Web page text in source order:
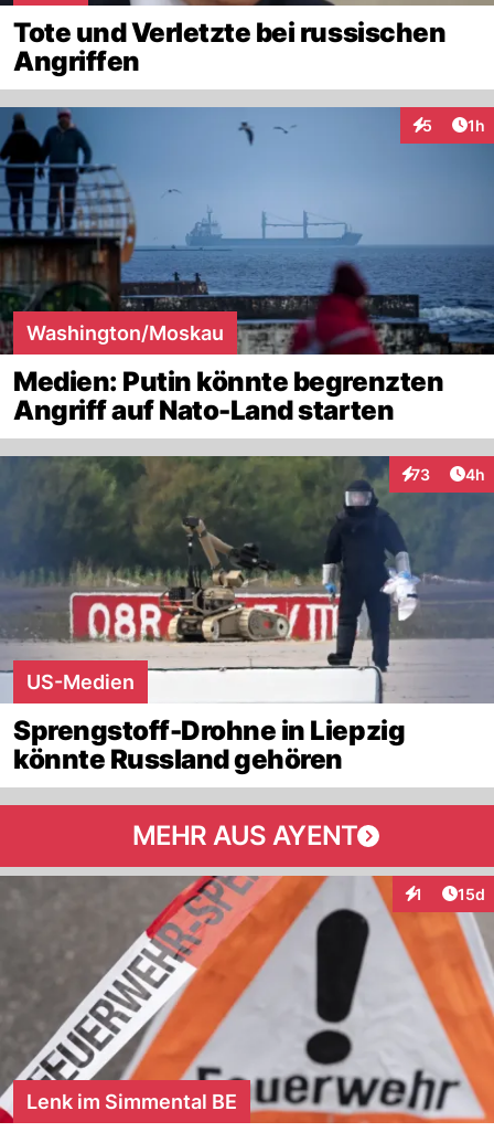
Tote und Verletzte bei russischen
Angriffen
5 1h
Washington/Moskau
Medien: Putin könnte begrenzten
Angriff auf Nato-Land starten
73
Interaktionen
4h
US-Medien
Sprengstoff-Drohne in Liepzig
könnte Russland gehören
MEHR AUS AYENT
1 15d
Lenk im Simmental BE